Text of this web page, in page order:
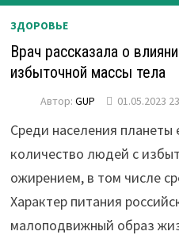
ЗДОРОВЬЕ
Врач рассказала о
избыточной массы тела
Автор: GUP 01.05.2023
Среди населения планеты
количество людей с
ожирением, в том числе
Характер питания
малоподвижный образ